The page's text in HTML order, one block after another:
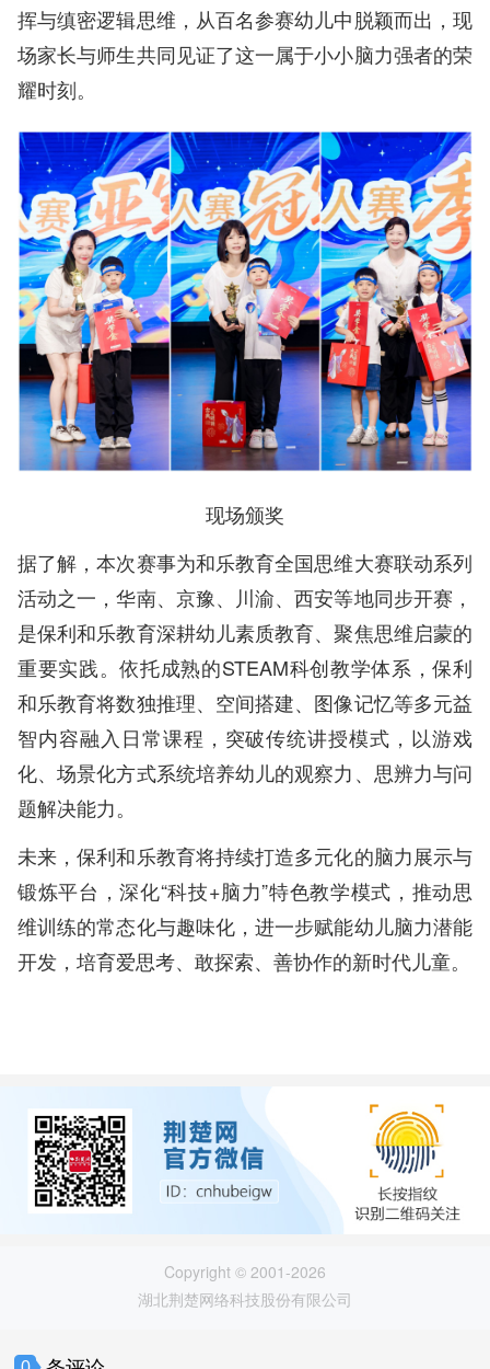
挥与缜密逻辑思维，从百名参赛幼儿中脱颖而出，现
场家长与师生共同见证了这一属于小小脑力强者的荣
耀时刻。
现场颁奖
据了解，本次赛事为和乐教育全国思维大赛联动系列
活动之一，华南、京豫、川渝、西安等地同步开赛，
是保利和乐教育深耕幼儿素质教育、聚焦思维启蒙的
重要实践。依托成熟的STEAM科创教学体系，保利
和乐教育将数独推理、空间搭建、图像记忆等多元益
智内容融入日常课程，突破传统讲授模式，以游戏
化、场景化方式系统培养幼儿的观察力、思辨力与问
题解决能力。
未来，保利和乐教育将持续打造多元化的脑力展示与
锻炼平台，深化“科技+脑力”特色教学模式，推动思
维训练的常态化与趣味化，进一步赋能幼儿脑力潜能
开发，培育爱思考、敢探索、善协作的新时代儿童。
Copyright © 2001-2026
湖北荆楚网络科技股份有限公司